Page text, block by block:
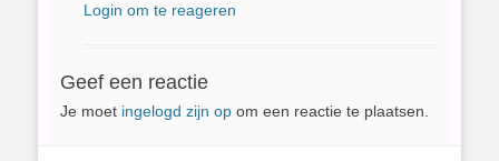
Login om te reageren
Geef een reactie
Je moet ingelogd zijn op om een reactie te plaatsen.